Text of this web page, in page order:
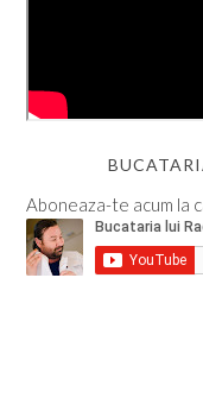
Aboneaza-te acum la